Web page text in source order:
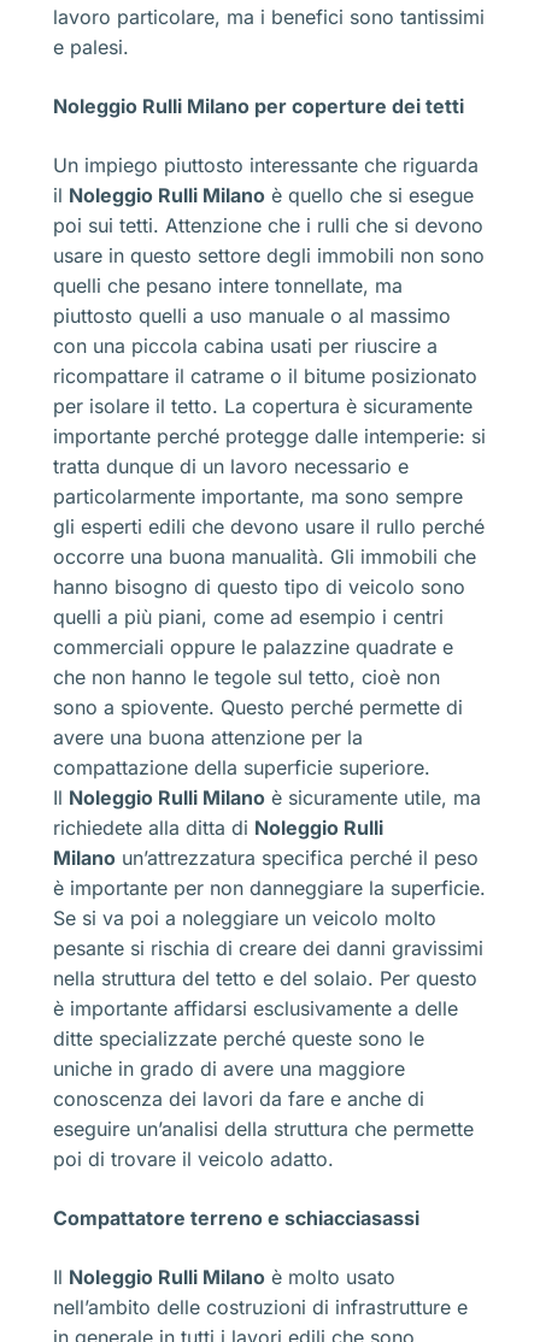
lavoro particolare, ma i benefici sono tantissimi
e palesi.
Noleggio Rulli Milano per coperture dei tetti
Un impiego piuttosto interessante che riguarda
il Noleggio Rulli Milano è quello che si esegue
poi sui tetti. Attenzione che i rulli che si devono
usare in questo settore degli immobili non sono
quelli che pesano intere tonnellate, ma
piuttosto quelli a uso manuale o al massimo
con una piccola cabina usati per riuscire a
ricompattare il catrame o il bitume posizionato
per isolare il tetto. La copertura è sicuramente
importante perché protegge dalle intemperie: si
tratta dunque di un lavoro necessario e
particolarmente importante, ma sono sempre
gli esperti edili che devono usare il rullo perché
occorre una buona manualità. Gli immobili che
hanno bisogno di questo tipo di veicolo sono
quelli a più piani, come ad esempio i centri
commerciali oppure le palazzine quadrate e
che non hanno le tegole sul tetto, cioè non
sono a spiovente. Questo perché permette di
avere una buona attenzione per la
compattazione della superficie superiore.
Il Noleggio Rulli Milano è sicuramente utile, ma
richiedete alla ditta di Noleggio Rulli
Milano un’attrezzatura specifica perché il peso
è importante per non danneggiare la superficie.
Se si va poi a noleggiare un veicolo molto
pesante si rischia di creare dei danni gravissimi
nella struttura del tetto e del solaio. Per questo
è importante affidarsi esclusivamente a delle
ditte specializzate perché queste sono le
uniche in grado di avere una maggiore
conoscenza dei lavori da fare e anche di
eseguire un’analisi della struttura che permette
poi di trovare il veicolo adatto.
Compattatore terreno e schiacciasassi
Il Noleggio Rulli Milano è molto usato
nell’ambito delle costruzioni di infrastrutture e
in generale in tutti i lavori edili che sono